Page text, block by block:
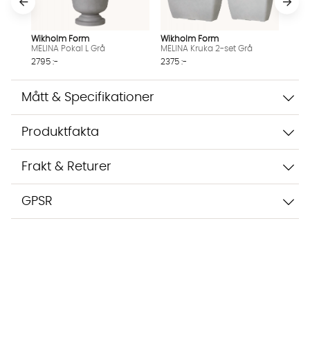
Wikholm Form
MELINA Pokal L Grå
2795 :-
Wikholm Form
MELINA Kruka 2-set Grå
2375 :-
Mått & Specifikationer
Produktfakta
Frakt & Returer
GPSR